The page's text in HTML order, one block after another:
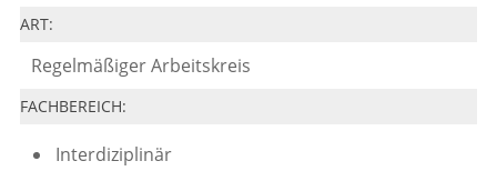
ART:
Regelmäßiger Arbeitskreis
FACHBEREICH:
Interdiziplinär